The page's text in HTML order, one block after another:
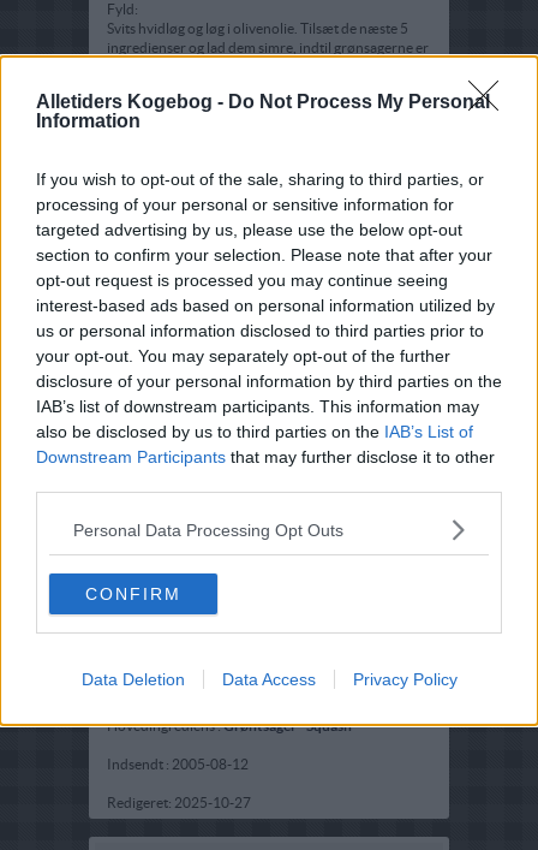
Alletiders Kogebog - Do Not Process My Personal
Information
If you wish to opt-out of the sale, sharing to third parties, or
processing of your personal or sensitive information for
targeted advertising by us, please use the below opt-out
section to confirm your selection. Please note that after your
opt-out request is processed you may continue seeing
interest-based ads based on personal information utilized by
us or personal information disclosed to third parties prior to
your opt-out. You may separately opt-out of the further
disclosure of your personal information by third parties on the
IAB’s list of downstream participants. This information may
also be disclosed by us to third parties on the IAB’s List of
Downstream Participants that may further disclose it to other
Personal Data Processing Opt Outs
CONFIRM
Data Deletion Data Access Privacy Policy
Fyld:
Svits hvidløg og løg i olivenolie. Tilsæt de næste 5
ingredienser og lad dem simre, indtil grønsagerne er
Læg grønsagerne i den forbagte tærtebund og bag
tærten ved jævn varme i 10 minutter. Drys tærten
Ret :Hovedretter -Madtærte
Hovedingrediens :Grøntsager-Squash
Indsendt : 2005-08-12
Redigeret: 2025-10-27